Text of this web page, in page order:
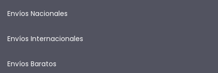
Envíos Nacionales
Envíos Internacionales
Envíos Baratos